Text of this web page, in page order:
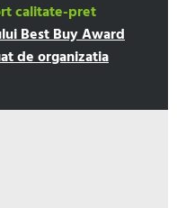
calitate-pret
Best Buy Award
de organizatia